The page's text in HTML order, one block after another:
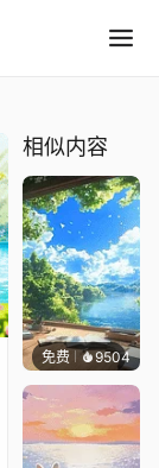
相似内容
免费 9504叮叮